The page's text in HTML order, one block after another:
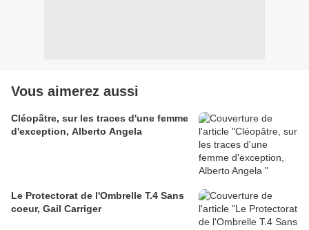
Vous aimerez aussi
Cléopâtre, sur les traces d'une femme
d'exception, Alberto Angela
Le Protectorat de l'Ombrelle T.4 Sans
coeur, Gail Carriger